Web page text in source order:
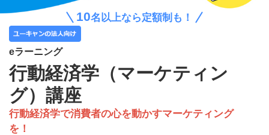
eラーニング
行動経済学（マーケティン
グ）講座
行動経済学で消費者の心を動かすマーケティング
を！
10名以上なら定額制も！